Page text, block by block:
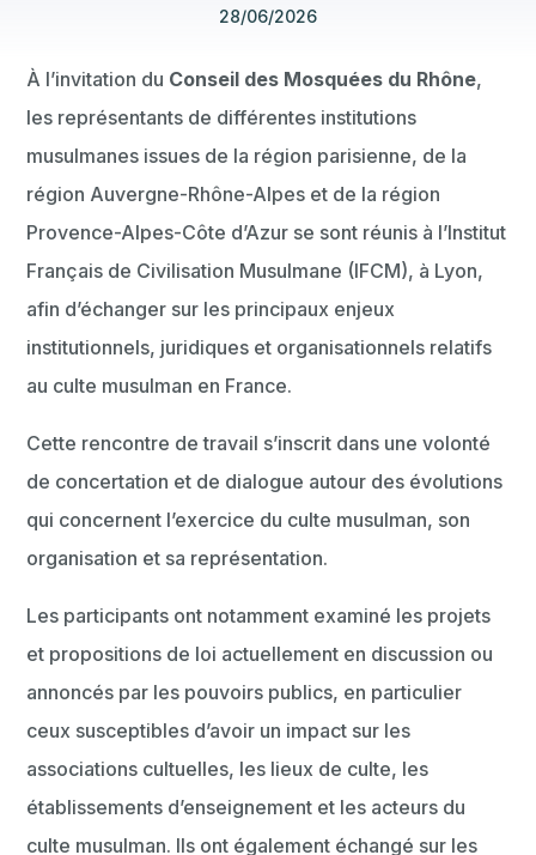
28/06/2026
À l’invitation du Conseil des Mosquées du Rhône,
les représentants de différentes institutions
musulmanes issues de la région parisienne, de la
région Auvergne-Rhône-Alpes et de la région
Provence-Alpes-Côte d’Azur se sont réunis à l’Institut
Français de Civilisation Musulmane (IFCM), à Lyon,
afin d’échanger sur les principaux enjeux
institutionnels, juridiques et organisationnels relatifs
au culte musulman en France.
Cette rencontre de travail s’inscrit dans une volonté
de concertation et de dialogue autour des évolutions
qui concernent l’exercice du culte musulman, son
organisation et sa représentation.
Les participants ont notamment examiné les projets
et propositions de loi actuellement en discussion ou
annoncés par les pouvoirs publics, en particulier
ceux susceptibles d’avoir un impact sur les
associations cultuelles, les lieux de culte, les
établissements d’enseignement et les acteurs du
culte musulman. Ils ont également échangé sur les